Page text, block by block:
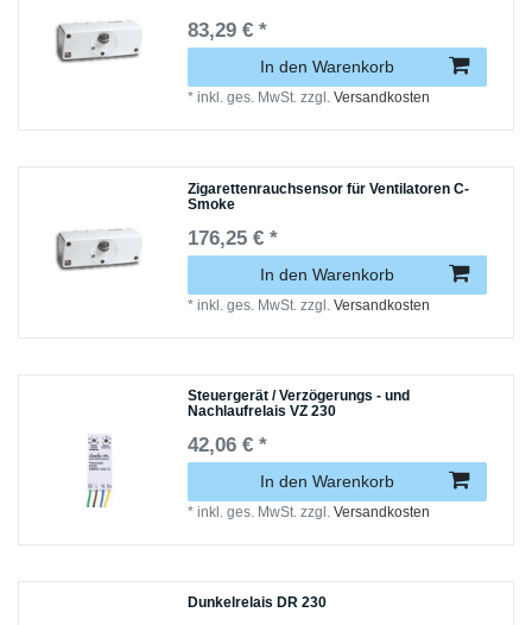
83,29 € *
In den Warenkorb
*inkl. ges. MwSt. zzgl.Versandkosten
Zigarettenrauchsensor für Ventilatoren C-
Smoke
176,25 € *
In den Warenkorb
*inkl. ges. MwSt. zzgl.Versandkosten
Steuergerät / Verzögerungs - und
Nachlaufrelais VZ 230
42,06 € *
In den Warenkorb
*inkl. ges. MwSt. zzgl.Versandkosten
Dunkelrelais DR 230